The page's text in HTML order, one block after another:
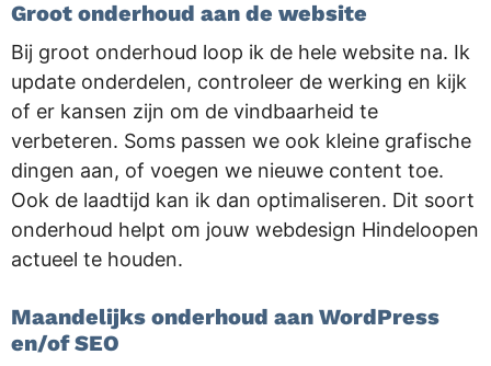
Groot onderhoud aan de website
Bij groot onderhoud loop ik de hele website na. Ik
update onderdelen, controleer de werking en kijk
of er kansen zijn om de vindbaarheid te
verbeteren. Soms passen we ook kleine grafische
dingen aan, of voegen we nieuwe content toe.
Ook de laadtijd kan ik dan optimaliseren. Dit soort
onderhoud helpt om jouw webdesign Hindeloopen
actueel te houden.
Maandelijks onderhoud aan WordPress
en/of SEO